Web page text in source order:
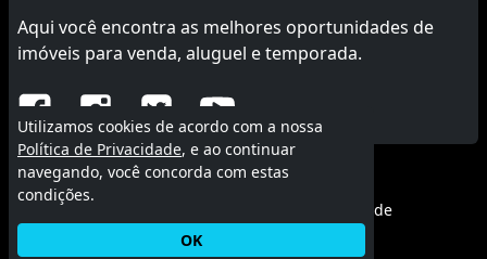
Aqui você encontra as melhores oportunidades de
imóveis para venda, aluguel e temporada.
© 2015 - 2026 MGF Imóveis.
Política de privacidade
Utilizamos cookies de acordo com a nossa
Política de Privacidade, e ao continuar
navegando, você concorda com estas
condições.
OK